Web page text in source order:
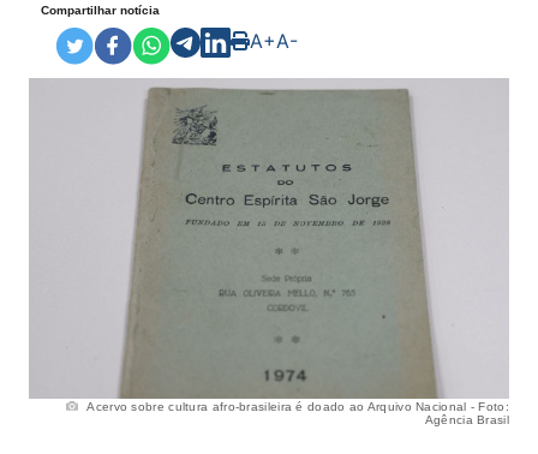
Compartilhar notícia
A+A-
Acervo sobre cultura afro-brasileira é doado ao Arquivo Nacional - Foto:
Agência Brasil